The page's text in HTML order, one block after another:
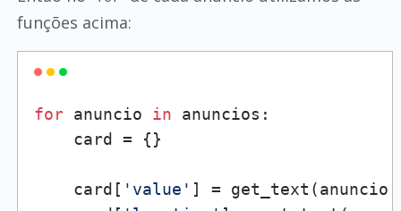
funções acima:
for anuncio in anuncios:
    card = {}
    card[
'value' ] = get_text(anuncio.